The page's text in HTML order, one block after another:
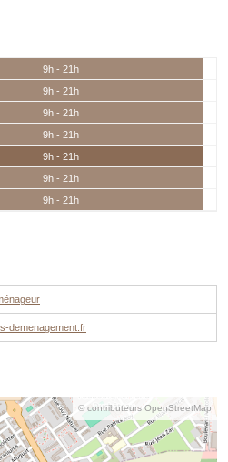
9h - 21h
9h - 21h
9h - 21h
9h - 21h
9h - 21h
9h - 21h
9h - 21h
demenagement.fr
© contributeurs OpenStreetMap